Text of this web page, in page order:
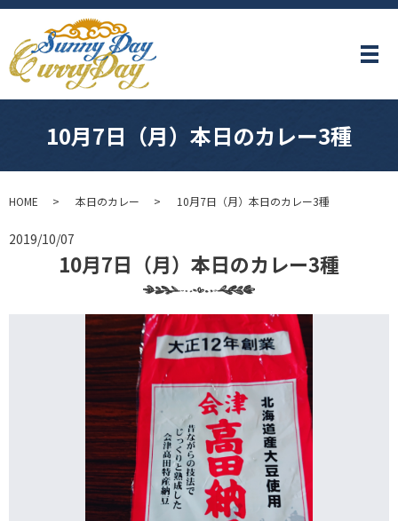
メ
10月7日（月）本日のカレー3種
HOME 本日のカレー 10月7日（月）本日のカレー3種
2019/10/07
10月7日（月）本日のカレー3種